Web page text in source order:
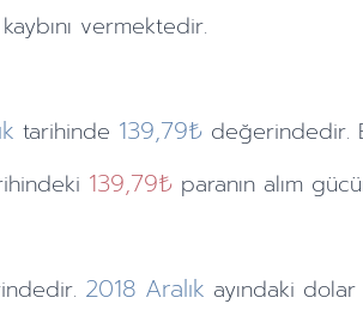
vermektedir.
tarihinde 139,79₺ değerindedir.
139,79₺ paranın alım
2018 Aralık ayındaki dolar